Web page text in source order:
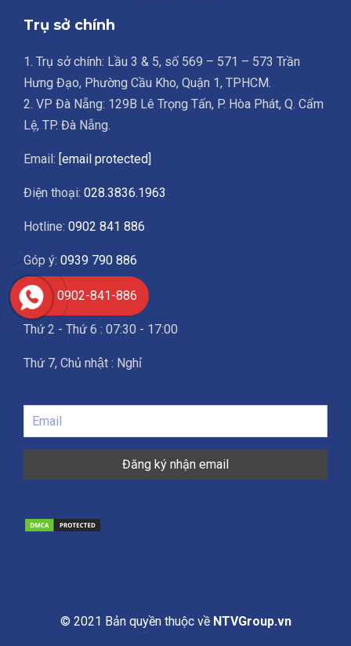
Trụ sở chính
1. Trụ sở chính: Lầu 3 & 5, số 569 – 571 – 573 Trần
Hưng Đạo, Phường Cầu Kho, Quận 1, TPHCM.
2. VP Đà Nẵng: 129B Lê Trọng Tấn, P. Hòa Phát, Q. Cẩm
Lệ, TP. Đà Nẵng.
Email: [email protected]
Điện thoại: 028.3836.1963
Hotline: 0902 841 886
Góp ý: 0939 790 886
Giờ làm việc
Thứ 2 - Thứ 6 : 07:30 - 17:00
Thứ 7, Chủ nhật : Nghỉ
© 2021 Bản quyền thuộc về NTVGroup.vn
0902-841-886